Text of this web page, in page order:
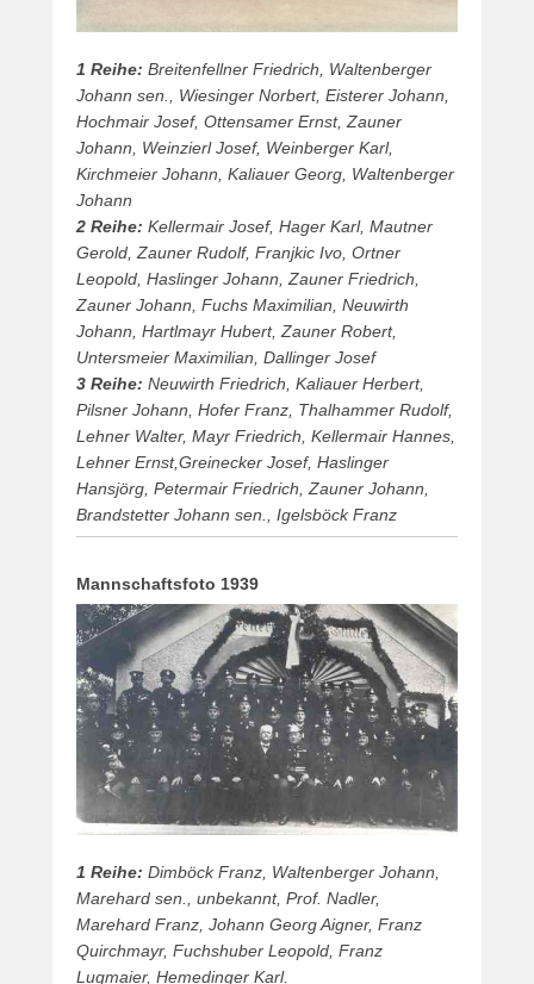
1 Reihe: Breitenfellner Friedrich, Waltenberger
Johann sen., Wiesinger Norbert, Eisterer Johann,
Hochmair Josef, Ottensamer Ernst, Zauner
Johann, Weinzierl Josef, Weinberger Karl,
Kirchmeier Johann, Kaliauer Georg, Waltenberger
Johann
2 Reihe: Kellermair Josef, Hager Karl, Mautner
Gerold, Zauner Rudolf, Franjkic Ivo, Ortner
Leopold, Haslinger Johann, Zauner Friedrich,
Zauner Johann, Fuchs Maximilian, Neuwirth
Johann, Hartlmayr Hubert, Zauner Robert,
Untersmeier Maximilian, Dallinger Josef
3 Reihe: Neuwirth Friedrich, Kaliauer Herbert,
Pilsner Johann, Hofer Franz, Thalhammer Rudolf,
Lehner Walter, Mayr Friedrich, Kellermair Hannes,
Lehner Ernst,Greinecker Josef, Haslinger
Hansjörg, Petermair Friedrich, Zauner Johann,
Brandstetter Johann sen., Igelsböck Franz
Mannschaftsfoto 1939
1 Reihe: Dimböck Franz, Waltenberger Johann,
Marehard sen., unbekannt, Prof. Nadler,
Marehard Franz, Johann Georg Aigner, Franz
Quirchmayr, Fuchshuber Leopold, Franz
Lugmaier, Hemedinger Karl.